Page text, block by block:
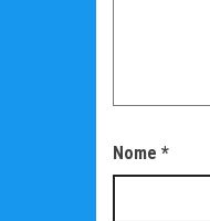
Nome *